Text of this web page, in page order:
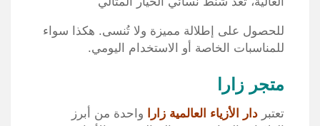
للحصول على إطلالة مميزة ولا تُنسى. هكذا سواء
للمناسبات الخاصة أو الاستخدام اليومي.
متجر زارا
تعتبر دار الأزياء العالمية زارا
واحدة من أبرز